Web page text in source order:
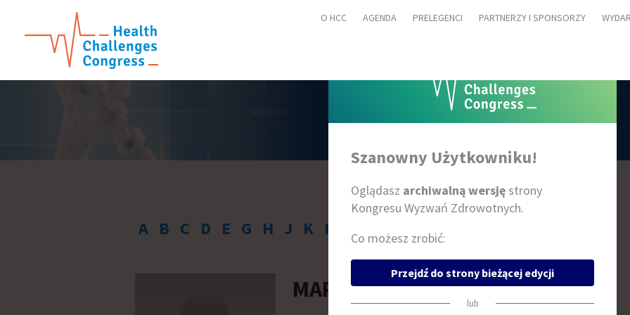
O HCC AGENDA PRELEGENCI PARTNERZY I SPONSORZY
PRELEGENCI
A B C D E G H J K L N P
MAREK DEJA
Szanowny Użytkowniku!
Oglądasz archiwalną wersjęstrony
Kongresu Wyzwań Zdrowotnych.
Co możesz zrobić:
Przejdź do strony bieżącej edycji
lub